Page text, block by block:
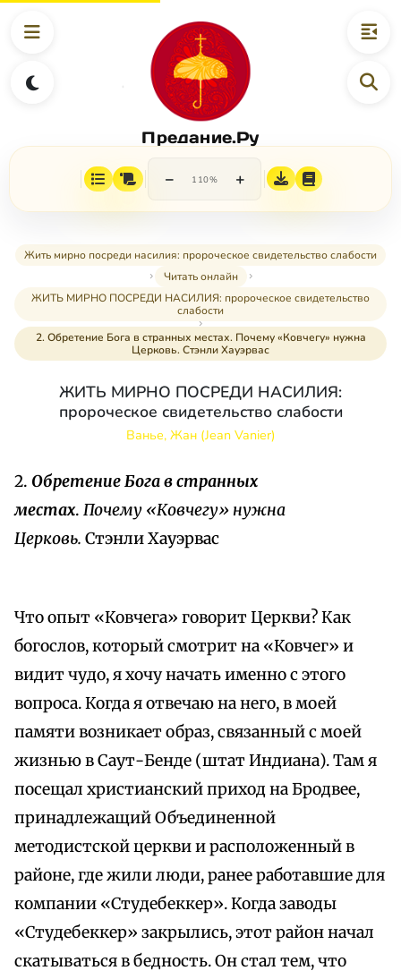
Предание.Ру
− 110% +
Жить мирно посреди насилия: пророческое свидетельство слабости
Читать онлайн
ЖИТЬ МИРНО ПОСРЕДИ НАСИЛИЯ: пророческое свидетельство
слабости
2. Обретение Бога в странных местах. Почему «Ковчегу» нужна
Церковь. Стэнли Хауэрвас
ЖИТЬ МИРНО ПОСРЕДИ НАСИЛИЯ:
пророческое свидетельство слабости
Ванье, Жан (Jean Vanier)
2. Обретение Бога в странных
местах. Почему «Ковчегу» нужна
Церковь. Стэнли Хауэрвас
Что опыт «Ковчега» говорит Церкви? Как
богослов, который смотрит на «Ковчег» и
видит чудо, я хочу начать именно с этого
вопроса. Когда я отвечаю на него, в моей
памяти возникает образ, связанный с моей
жизнью в Саут-Бенде (штат Индиана). Там я
посещал христианский приход на Бродвее,
принадлежащий Объединенной
методистской церкви и расположенный в
районе, где жили люди, ранее работавшие для
компании «Студебеккер». Когда заводы
«Студебеккер» закрылись, этот район начал
скатываться в бедность. Он стал тем, что